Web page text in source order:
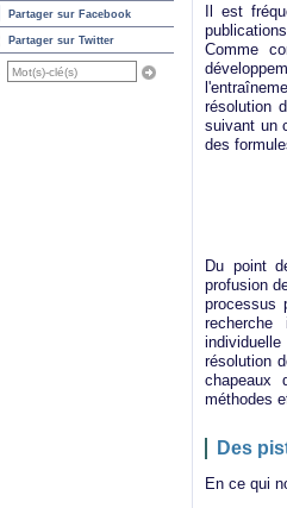
Partager sur Facebook
Partager sur Twitter
Il est
Comme
résolution
suivant un
des
Du point
profusion
processus
résolution
chapeaux
méthodes
Des
En ce qui